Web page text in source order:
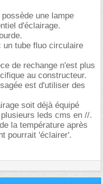
une lampe
d'éclairage.
un tube fluo circulaire
de rechange n'est plus
au constructeur.
est d'utiliser des
soit déjà équipé
leds cms en //.
la température après
pourrait 'éclairer'.